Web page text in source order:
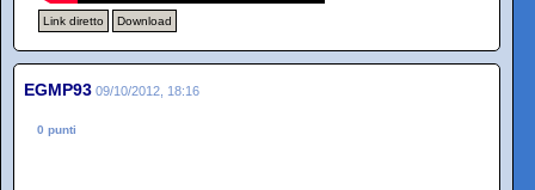
Link diretto Download
EGMP93 09/10/2012, 18:16
0 punti